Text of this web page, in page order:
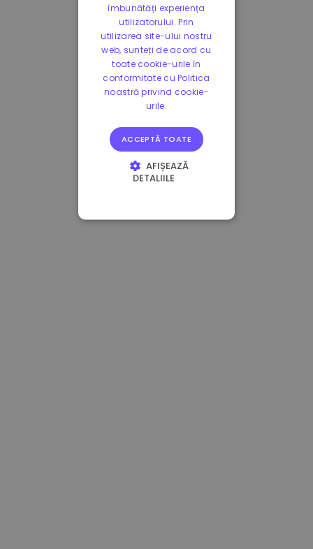
îmbunătăți experiența
utilizatorului. Prin
utilizarea site-ului nostru
web, sunteți de acord cu
toate cookie-urile în
conformitate cu Politica
noastră privind cookie-
urile.
ACCEPTĂ TOATE
AFIȘEAZĂ
DETALIILE